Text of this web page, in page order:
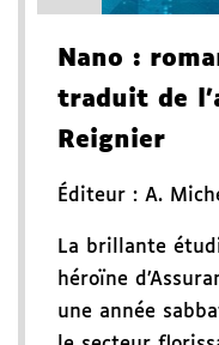
Nano :
traduit de
Reignier
Éditeur : A.
La brillante
héroïne
une année